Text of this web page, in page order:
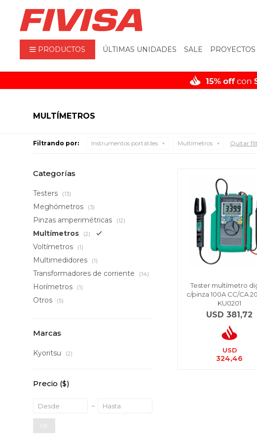
PRODUCTOS ÚLTIMAS UNIDADES SALE PROYECTOS
MULTÍMETROS
Filtrando por: Instrumentos portátiles Multímetros Quitar
Tester multímetro
c/pinza 100A CC/CA
KU0201
USD 381,72
USD
324,46
Categorías
Testers (13)
Meghómetros (3)
Pinzas amperimétricas (12)
Multímetros (2)
Voltímetros (1)
Multimedidores (1)
Transformadores de corriente (14)
Horímetros (1)
Otros (5)
Marcas
Kyoritsu (2)
Precio ($)
OK